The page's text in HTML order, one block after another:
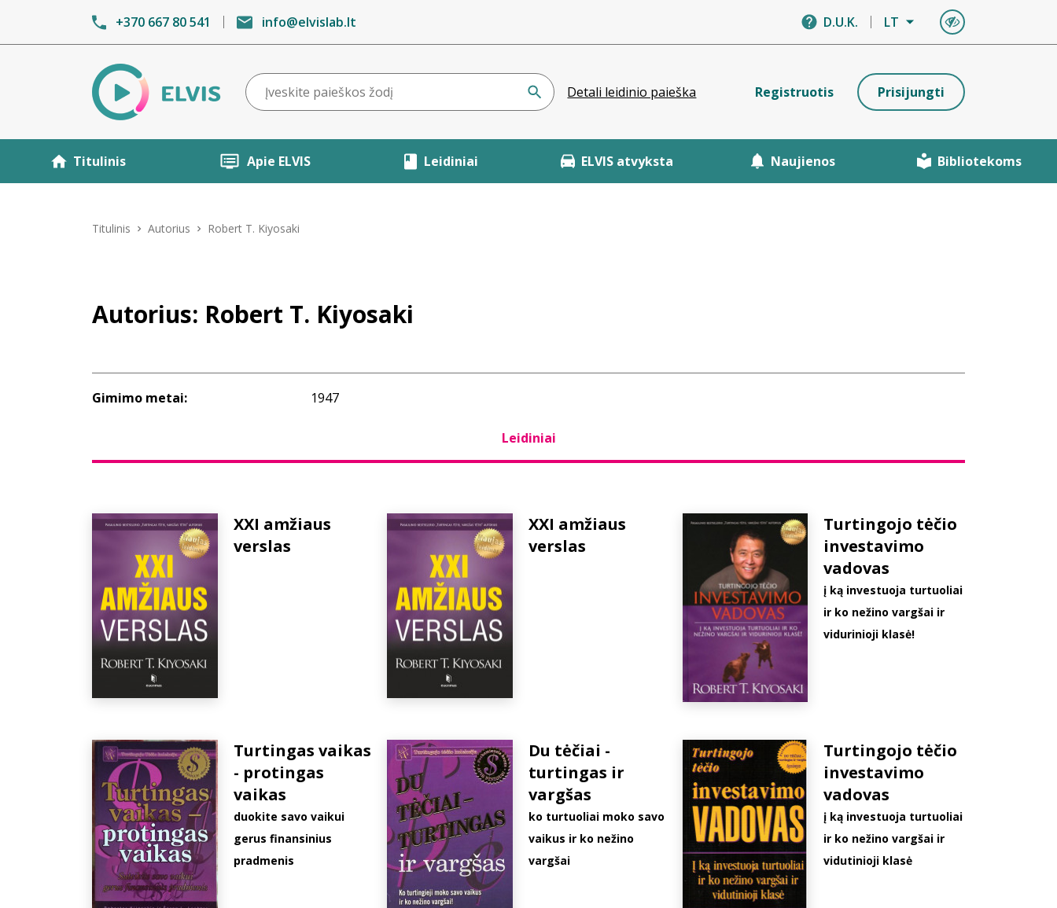
+370 667 80 541 info@elvislab.lt D.U.K. LT
Detali leidinio paieška Registruotis Prisijungti
Titulinis Apie ELVIS Leidiniai ELVIS atvyksta Naujienos Bibliotekoms
Titulinis Autorius Robert T. Kiyosaki
Autorius: Robert T. Kiyosaki
Gimimo metai: 1947
Leidiniai
XXI amžiaus
verslas
XXI amžiaus
verslas
Turtingojo tėčio
investavimo
vadovas
į ką investuoja turtuoliai
ir ko nežino vargšai ir
vidurinioji klasė!
Turtingas vaikas
- protingas
vaikas
duokite savo vaikui
gerus finansinius
pradmenis
Du tėčiai -
turtingas ir
vargšas
ko turtuoliai moko savo
vaikus ir ko nežino
vargšai
Turtingojo tėčio
investavimo
vadovas
į ką investuoja turtuoliai
ir ko nežino vargšai ir
vidutinioji klasė